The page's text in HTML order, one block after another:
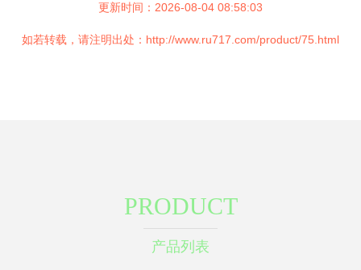
更新时间：2026-08-04 08:58:03
如若转载，请注明出处：http://www.ru717.com/product/75.html
PRODUCT
产品列表